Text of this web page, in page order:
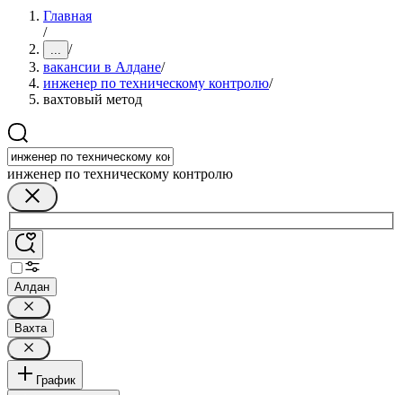
Главная
/
... /
вакансии в Алдане/
инженер по техническому контролю/
вахтовый метод
инженер по техническому контролю
Алдан
Вахта
График